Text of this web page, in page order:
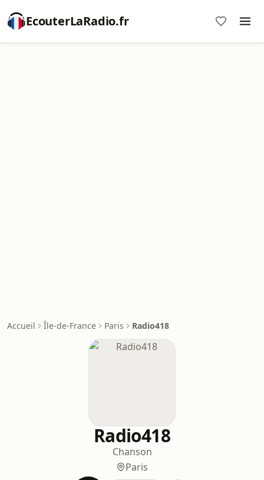
EcouterLaRadio.fr
Accueil Île-de-France Paris Radio418
Radio418
Chanson
Paris